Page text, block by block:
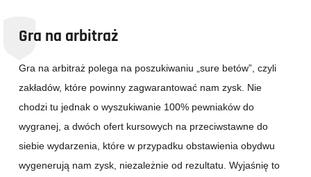
Gra na arbitraż
Gra na arbitraż polega na poszukiwaniu „sure betów”, czyli
zakładów, które powinny zagwarantować nam zysk. Nie
chodzi tu jednak o wyszukiwanie 100% pewniaków do
wygranej, a dwóch ofert kursowych na przeciwstawne do
siebie wydarzenia, które w przypadku obstawienia obydwu
wygenerują nam zysk, niezależnie od rezultatu. Wyjaśnię to